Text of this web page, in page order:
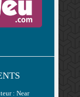
: Near